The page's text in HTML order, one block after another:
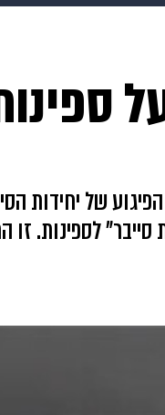
חודשים מתכונים
של יחידות
סייבר" לספינות.